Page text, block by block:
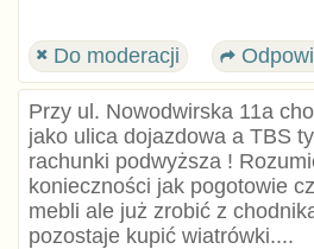
Do moderacji
Przy ul. Nowodwirska 11a
jako ulica dojazdowa a TBS
rachunki podwyższa !
konieczności jak pogotowie
mebli ale już zrobić z
pozostaje kupić wiatrówki....